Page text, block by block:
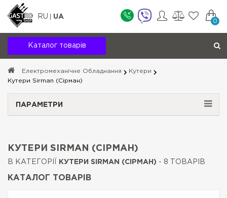
RU UA
0
Каталог товарів
Електромеханічне Обладнання
Кутери
Кутери Sirman (Сірман)
ПАРАМЕТРИ
КУТЕРИ SIRMAN (СІРМАН)
В КАТЕГОРІЇ КУТЕРИ SIRMAN (СІРМАН) - 8 ТОВАРІВ
КАТАЛОГ ТОВАРІВ